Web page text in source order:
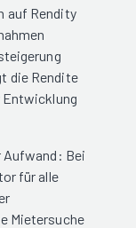
auf Rendity
die Rendite
Entwicklung
Bei
für alle
Mietersuche